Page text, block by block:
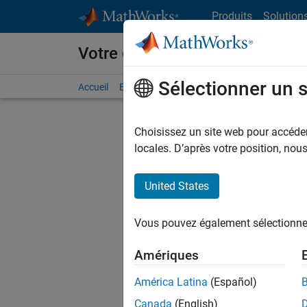
Produits
Votre carrière chez MathWorks
Accueil Explorer nos opportunités Adresses de
FILTRER
d'offre
Les
Sélectionner un
Choisissez un site web pour
locales. D’après votre position,
United States
Vous pouvez également
Amériques
América Latina (Español)
Canada (English)